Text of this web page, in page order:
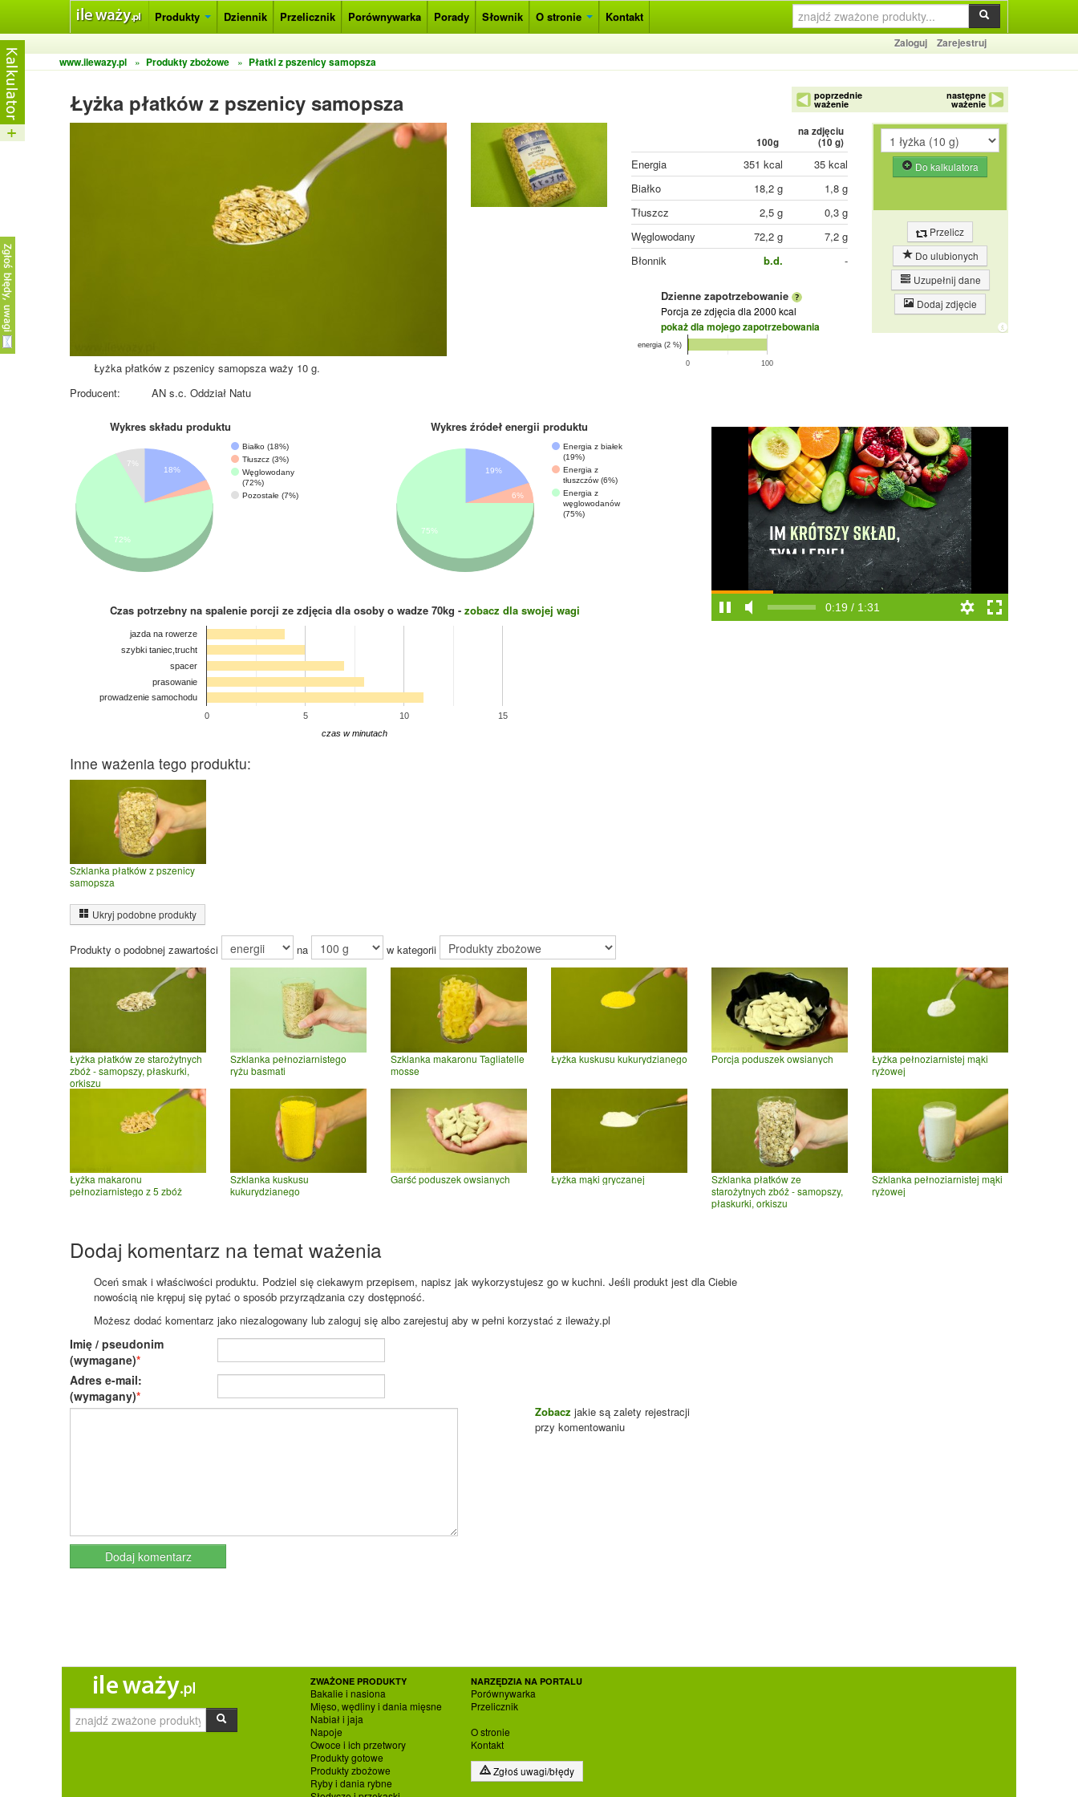
Produkty Dziennik Przelicznik Porównywarka Porady Słownik O stronie Kontakt
Zaloguj
Zarejestruj
www.ilewazy.pl
» Produkty zbożowe » Płatki z pszenicy samopsza
Łyżka płatków z pszenicy samopsza poprzednie
ważenie
następne
ważenie
Łyżka płatków z pszenicy samopsza waży 10 g.
100g
na zdjęciu
(10 g)
Energia 351 kcal
35 kcal
Białko
18,2 g
1,8 g
Tłuszcz
2,5 g
0,3 g
Węglowodany
72,2 g
7,2 g
Błonnik
b.d. -
Dzienne zapotrzebowanie
Porcja ze zdjęcia dla 2000 kcal
pokaż dla mojego zapotrzebowania
0 100
energia (2 %)
Do kalkulatora
Przelicz
Do ulubionych
Uzupełnij dane
Dodaj zdjęcie
Producent: AN s.c. Oddział Natu
Wykres składu produktu
Białko (18%)
Tłuszcz (3%)
Węglowodany
(72%)
Pozostałe (7%)
18%
7%
72%
Wykres źródeł energii produktu
Energia z białek
(19%)
Energia z
tłuszczów (6%)
Energia z
węglowodanów
(75%)
19%
6%
75%
Czas potrzebny na spalenie porcji ze zdjęcia dla osoby o wadze 70kg - zobacz dla swojej wagi
0 5 10 15
jazda na rowerze
szybki taniec,trucht
spacer
prasowanie
prowadzenie samochodu
czas w minutach
0:19 / 1:31
Inne ważenia tego produktu:
Szklanka płatków z pszenicy
samopsza
Ukryj podobne produkty
Produkty o podobnej zawartości na w kategorii
Łyżka płatków ze starożytnych
zbóż - samopszy, płaskurki,
orkiszu
Szklanka pełnoziarnistego
ryżu basmati
Szklanka makaronu Tagliatelle
mosse
Łyżka kuskusu kukurydzianego Porcja poduszek owsianych
Łyżka pełnoziarnistej mąki
ryżowej
Łyżka makaronu
pełnoziarnistego z 5 zbóż
Szklanka kuskusu
kukurydzianego
Garść poduszek owsianych Łyżka mąki gryczanej
Szklanka płatków ze
starożytnych zbóż - samopszy,
płaskurki, orkiszu
Szklanka pełnoziarnistej mąki
ryżowej
Dodaj komentarz na temat ważenia
Oceń smak i właściwości produktu. Podziel się ciekawym przepisem, napisz jak wykorzystujesz go w kuchni. Jeśli produkt jest dla Ciebie
nowością nie krępuj się pytać o sposób przyrządzania czy dostępność.
Możesz dodać komentarz jako niezalogowany lub zaloguj się albo zarejestuj aby w pełni korzystać z ileważy.pl
Imię / pseudonim
(wymagane)
Adres e-mail:
(wymagany)
Zobacz jakie są zalety rejestracji
przy komentowaniu
ZWAŻONE PRODUKTY
Bakalie i nasiona
Mięso, wędliny i dania mięsne
Nabiał i jaja
Napoje
Owoce i ich przetwory
Produkty gotowe
Produkty zbożowe
Ryby i dania rybne
NARZĘDZIA NA PORTALU
Porównywarka
Przelicznik
O stronie
Kontakt
Zgłoś uwagi/błędy